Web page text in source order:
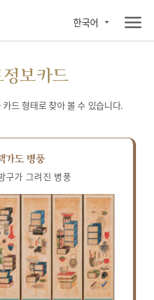
한국어
보카드
드 형태로 찾아 볼 수 있습니다.
가도 병풍
구가 그려진 병풍